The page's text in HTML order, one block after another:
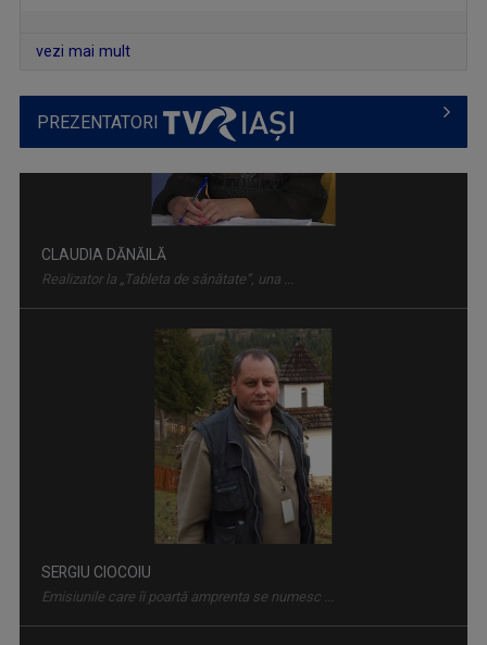
vezi mai mult
PREZENTATORI
Emisiunile care îi poartă amprenta se numesc ...